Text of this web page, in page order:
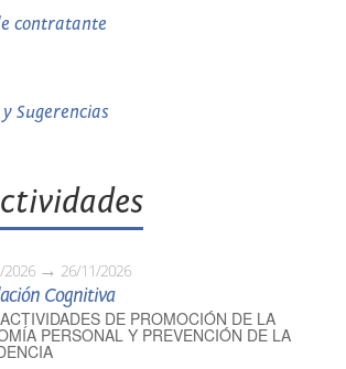
contratante
Sugerencias
2026 26/11/2026
Cognitiva
DE PROMOCIÓN DE LA
PERSONAL Y PREVENCIÓN DE LA